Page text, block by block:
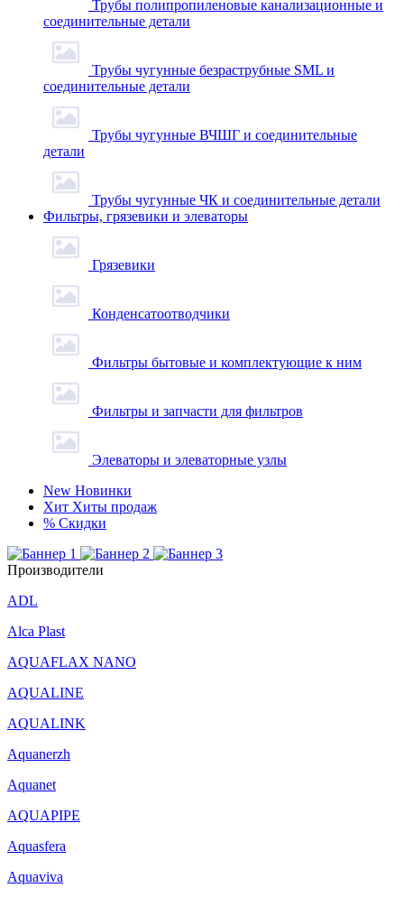
Трубы полипропиленовые канализационные и
соединительные детали
Трубы чугунные безраструбные SML и
соединительные детали
Трубы чугунные ВЧШГ и соединительные
детали
Трубы чугунные ЧК и соединительные детали
Фильтры, грязевики и элеваторы
Грязевики
Конденсатоотводчики
Фильтры бытовые и комплектующие к ним
Фильтры и запчасти для фильтров
Элеваторы и элеваторные узлы
New Новинки
Хит Хиты продаж
% Скидки
Производители
ADL
Alca Plast
AQUAFLAX NANO
AQUALINE
AQUALINK
Aquanerzh
Aquanet
AQUAPIPE
Aquasfera
Aquaviva